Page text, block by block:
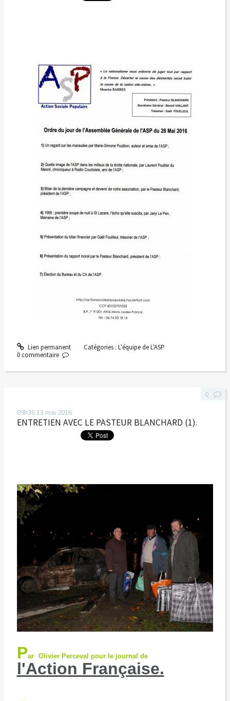
Lien permanent Catégories : L'équipe de L'ASP
0 commentaire
09h3613 mai 2016
ENTRETIEN AVEC LE PASTEUR BLANCHARD (1).
Par Olivier Perceval pour le journal de
l'Action Française.
0